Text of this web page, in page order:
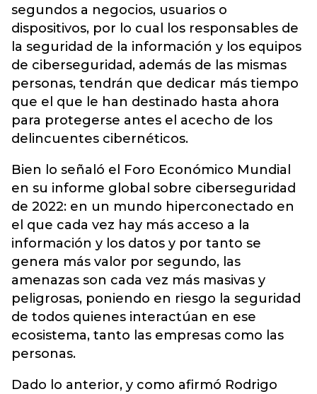
segundos a negocios, usuarios o
dispositivos, por lo cual los responsables de
la seguridad de la información y los equipos
de ciberseguridad, además de las mismas
personas, tendrán que dedicar más tiempo
que el que le han destinado hasta ahora
para protegerse antes el acecho de los
delincuentes cibernéticos.
Bien lo señaló el Foro Económico Mundial
en su informe global sobre ciberseguridad
de 2022: en un mundo hiperconectado en
el que cada vez hay más acceso a la
información y los datos y por tanto se
genera más valor por segundo, las
amenazas son cada vez más masivas y
peligrosas, poniendo en riesgo la seguridad
de todos quienes interactúan en ese
ecosistema, tanto las empresas como las
personas.
Dado lo anterior, y como afirmó Rodrigo